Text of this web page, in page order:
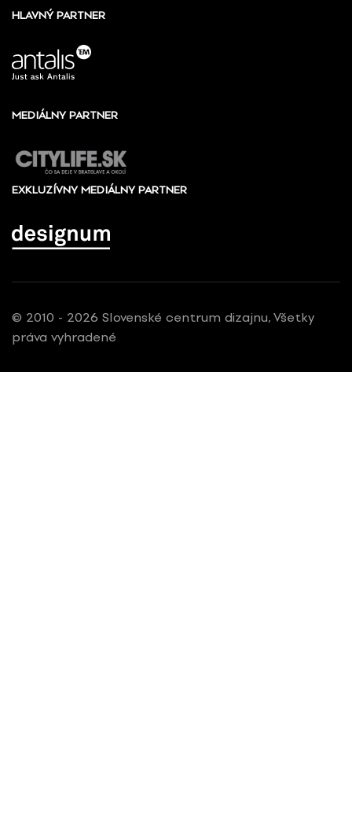
HLAVNÝ PARTNER
MEDIÁLNY PARTNER
EXKLUZÍVNY MEDIÁLNY PARTNER
© 2010 - 2026 Slovenské centrum dizajnu, Všetky
práva vyhradené